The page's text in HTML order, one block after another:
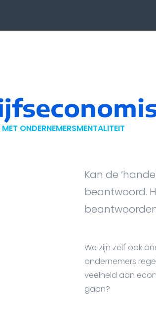
ONDERNEMERSMENTALITEIT
Kan de
beantwoord.
We zijn zelf ook
ondernemers
veelheid aan
gaan?